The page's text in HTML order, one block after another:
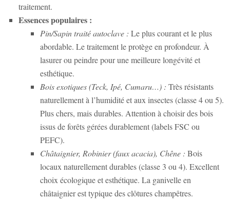
traitement.
Essences populaires :
Pin/Sapin traité autoclave : Le plus courant et le plus
abordable. Le traitement le protège en profondeur. À
lasurer ou peindre pour une meilleure longévité et
esthétique.
Bois exotiques (Teck, Ipé, Cumaru…) : Très résistants
naturellement à l’humidité et aux insectes (classe 4 ou 5).
Plus chers, mais durables. Attention à choisir des bois
issus de forêts gérées durablement (labels FSC ou
PEFC).
Châtaignier, Robinier (faux acacia), Chêne : Bois
locaux naturellement durables (classe 3 ou 4). Excellent
choix écologique et esthétique. La ganivelle en
châtaignier est typique des clôtures champêtres.